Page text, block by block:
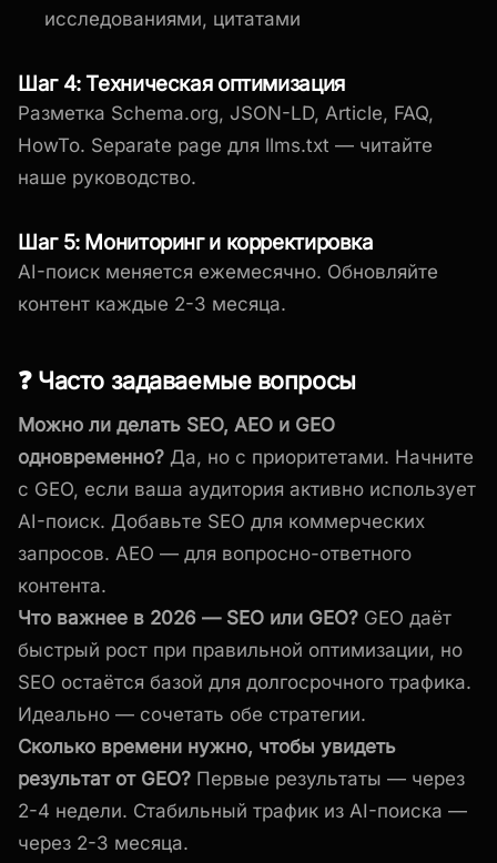
исследованиями, цитатами
Шаг 4: Техническая оптимизация
Разметка Schema.org, JSON-LD, Article, FAQ,
HowTo. Separate page для llms.txt — читайте
наше руководство.
Шаг 5: Мониторинг и корректировка
AI-поиск меняется ежемесячно. Обновляйте
контент каждые 2-3 месяца.
❓ Часто задаваемые вопросы
Можно ли делать SEO, AEO и GEO
одновременно? Да, но с приоритетами. Начните
с GEO, если ваша аудитория активно использует
AI-поиск. Добавьте SEO для коммерческих
запросов. AEO — для вопросно-ответного
контента.
Что важнее в 2026 — SEO или GEO? GEO даёт
быстрый рост при правильной оптимизации, но
SEO остаётся базой для долгосрочного трафика.
Идеально — сочетать обе стратегии.
Сколько времени нужно, чтобы увидеть
результат от GEO? Первые результаты — через
2-4 недели. Стабильный трафик из AI-поиска —
через 2-3 месяца.